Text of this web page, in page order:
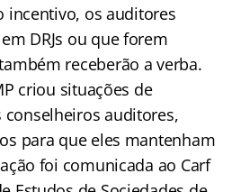
incentivo, os auditores
DRJs ou que forem
receberão a verba.
criou situações de
auditores,
para que eles mantenham
foi comunicada ao Carf